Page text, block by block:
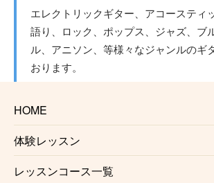
HOME
体験レッスン
レッスンコース一覧
エレクトリックギター、アコースティ
語り、ロック、ポップス、ジャズ、ブ
ル、アニソン、等様々なジャンルのギ
おります。
☆一緒にやって楽しいペアレッスン♪
茨木市ギター教室ではペアレッスンも
す。